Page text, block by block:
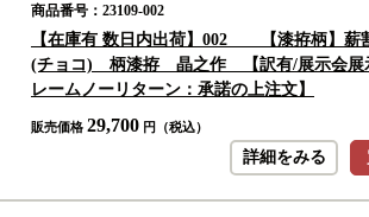
商品番号：23109-002
【在庫有 数日内出荷】002 【漆拵柄】薪
(チョコ) 柄漆拵 晶之作 【訳有/展示会展
レームノーリターン：承諾の上注文】
販売価格 29,700 円（税込）
詳細をみる